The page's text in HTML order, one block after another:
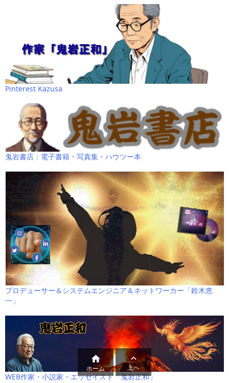
Pinterest Kazusa
鬼岩書店：電子書籍・写真集・ハウツー本
プロデューサー＆システムエンジニア＆ネットワーカー「鈴木恵
一」
WEB作家・小説家・エッセイスト「鬼岩正和」

ホーム

上へ